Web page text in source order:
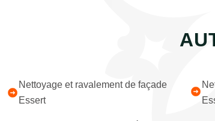
Nettoyage et ravalement de façade
Essert